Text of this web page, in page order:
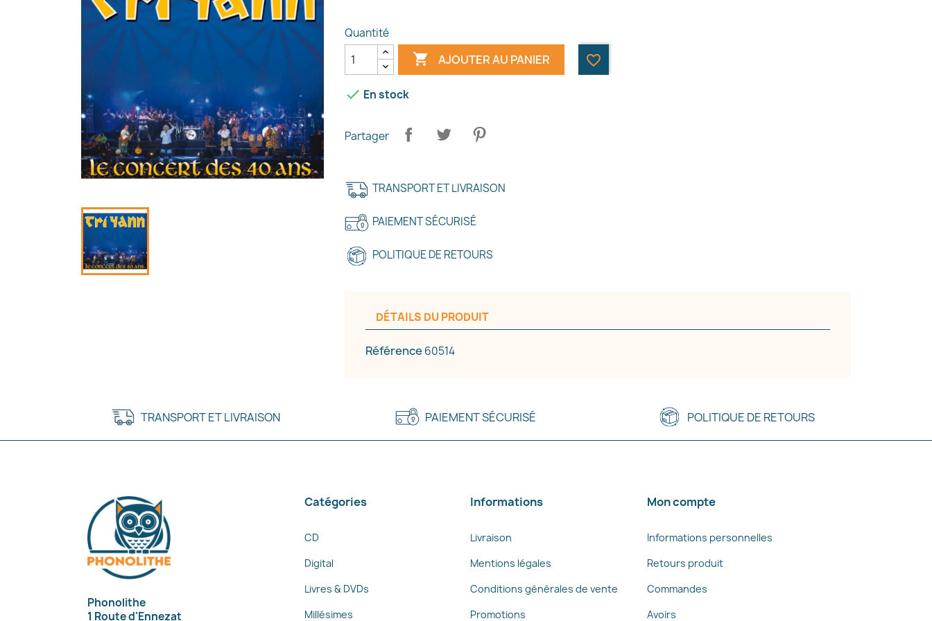
Quantité
 AJOUTER AU PANIER favorite_border
 En stock
Partager
TRANSPORT ET LIVRAISON
PAIEMENT SÉCURISÉ
POLITIQUE DE RETOURS
DÉTAILS DU PRODUIT
Référence 60514
Créer une liste d'envies
Annuler
TRANSPORT ET LIVRAISON PAIEMENT SÉCURISÉ POLITIQUE DE RETOURS
Phonolithe
1 Route d'Ennezat
Catégories
CD
Digital
Livres & DVDs
Millésimes
Informations
Livraison
Mentions légales
Conditions générales de vente
Promotions
Mon compte
Informations personnelles
Retours produit
Commandes
Avoirs